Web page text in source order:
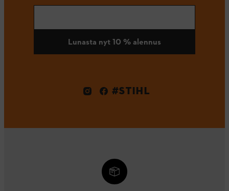
Lunasta nyt 10 % alennus
#STIHL